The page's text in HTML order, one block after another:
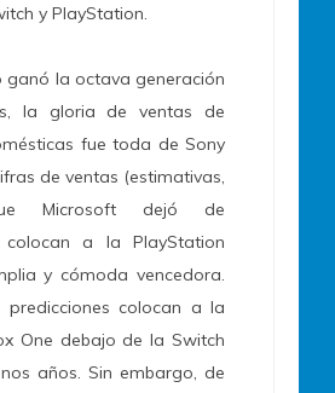
y PlayStation.
ganó la octava generación
la gloria de ventas de
fue toda de Sony
de ventas (estimativas,
Microsoft dejó de
colocan a la PlayStation
y cómoda vencedora.
predicciones colocan a la
One debajo de la Switch
años. Sin embargo, de